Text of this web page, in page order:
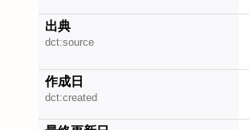
出典
dct:source
作成日
dct:created